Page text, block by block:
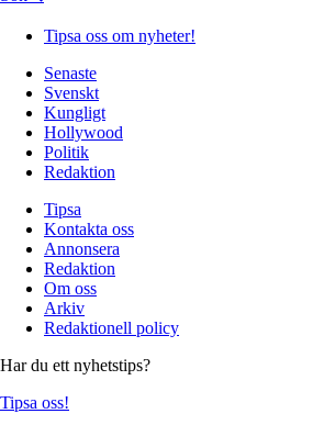
Tipsa oss om nyheter!
Senaste
Svenskt
Kungligt
Hollywood
Politik
Redaktion
Tipsa
Kontakta oss
Annonsera
Redaktion
Om oss
Arkiv
Redaktionell policy
Har du ett nyhetstips?
Tipsa oss!